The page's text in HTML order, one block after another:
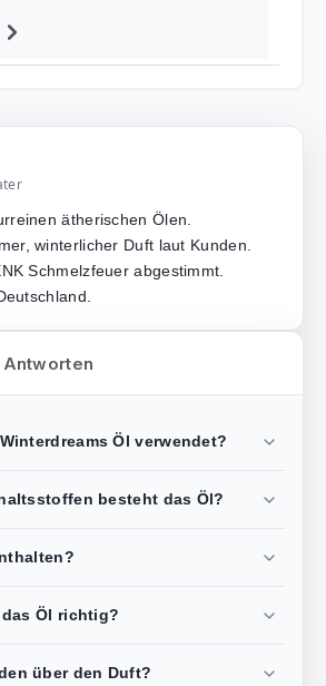
ätherischen Ölen.
winterlicher Duft laut Kunden.
Schmelzfeuer abgestimmt.
Öl verwendet?
besteht das Öl?
Öl richtig?
über den Duft?